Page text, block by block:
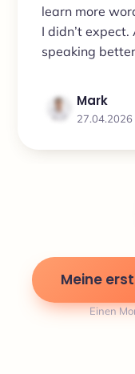
learn more
I didn’t
speaking
keep saying
time.”
Mark
27.04.2026
Meine
Einen